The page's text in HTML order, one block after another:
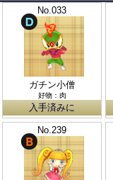
No.033
ガチン小僧
好物：肉
入手済みに
No.239